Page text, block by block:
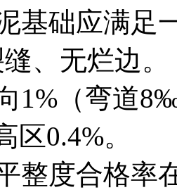
基础应满足
、无烂边。
1%（弯道
0.4%。
整度合格率